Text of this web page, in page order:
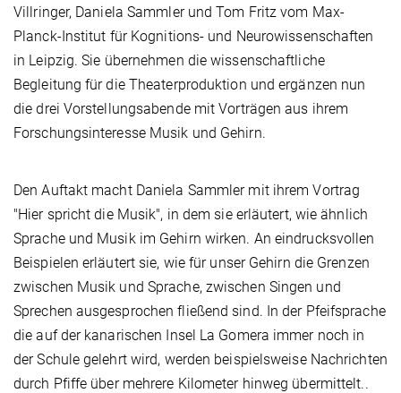
Villringer, Daniela Sammler und Tom Fritz vom Max-
Planck-Institut für Kognitions- und Neurowissenschaften
in Leipzig. Sie übernehmen die wissenschaftliche
Begleitung für die Theaterproduktion und ergänzen nun
die drei Vorstellungsabende mit Vorträgen aus ihrem
Forschungsinteresse Musik und Gehirn.
Den Auftakt macht Daniela Sammler mit ihrem Vortrag
"Hier spricht die Musik", in dem sie erläutert, wie ähnlich
Sprache und Musik im Gehirn wirken. An eindrucksvollen
Beispielen erläutert sie, wie für unser Gehirn die Grenzen
zwischen Musik und Sprache, zwischen Singen und
Sprechen ausgesprochen fließend sind. In der Pfeifsprache
die auf der kanarischen Insel La Gomera immer noch in
der Schule gelehrt wird, werden beispielsweise Nachrichten
durch Pfiffe über mehrere Kilometer hinweg übermittelt..